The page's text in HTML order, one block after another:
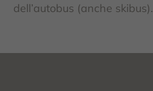
dell’autobus (anche skibus).